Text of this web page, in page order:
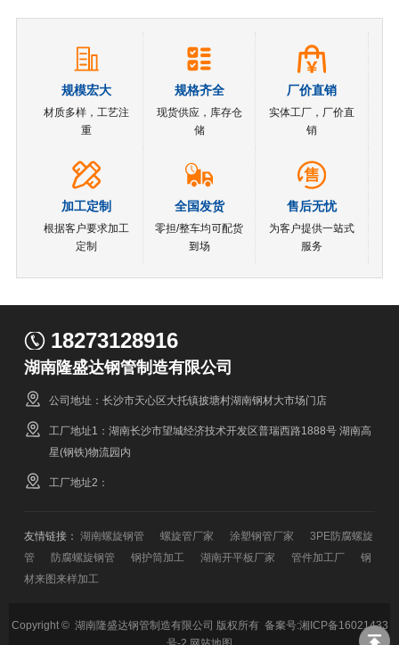
规模宏大
材质多样，工艺注
重
规格齐全
现货供应，库存仓
储
厂价直销
实体工厂，厂价直
销
加工定制
根据客户要求加工
定制
全国发货
零担/整车均可配货
到场
售后无忧
为客户提供一站式
服务
18273128916
湖南隆盛达钢管制造有限公司
公司地址：长沙市天心区大托镇披塘村湖南钢材大市场门店
工厂地址1：湖南长沙市望城经济技术开发区普瑞西路1888号 湖南高
星(钢铁)物流园内
工厂地址2：
友情链接：湖南螺旋钢管 螺旋管厂家 涂塑钢管厂家
3PE防腐螺旋
管
防腐螺旋钢管 钢护筒加工 湖南开平板厂家 管件加工厂
钢
材来图来样加工
Copyright © 湖南隆盛达钢管制造有限公司 版权所有 备案号:湘ICP备16021433